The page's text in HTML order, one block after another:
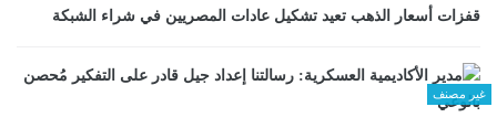
قفزات أسعار الذهب تعيد تشكيل عادات المصريين في شراء الشبكة
غير مصنف